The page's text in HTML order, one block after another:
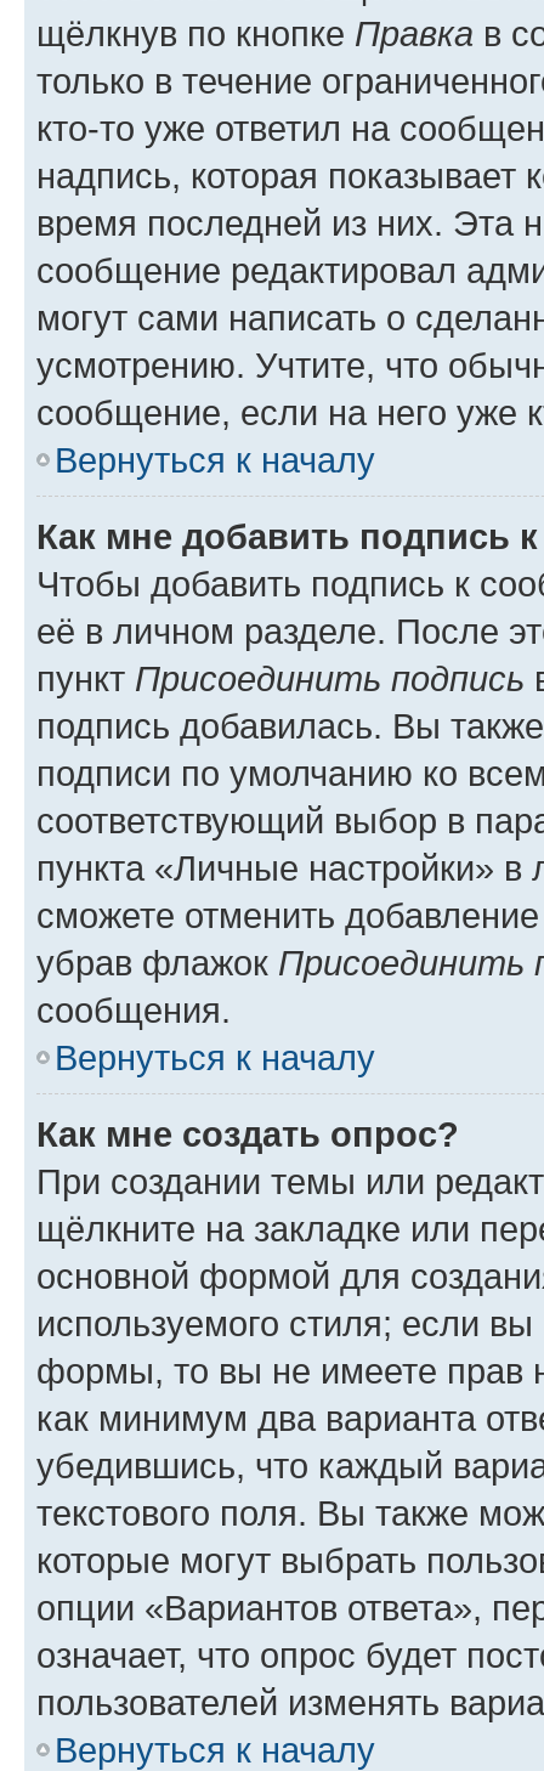
щёлкнув по кнопке Правка в
только в течение
кто-то уже ответил на
надпись, которая показывает
время последней из них. Эта
сообщение редактировал
могут сами написать о
усмотрению. Учтите, что
сообщение, если на него уже
Вернуться к началу
Как мне добавить подпись
Чтобы добавить подпись к
её в личном разделе. После
пункт Присоединить подпись
подпись добавилась. Вы
подписи по умолчанию ко
соответствующий выбор в
пункта «Личные настройки»
сможете отменить
убрав флажок Присоединить
сообщения.
Вернуться к началу
Как мне создать опрос?
При создании темы или
щёлкните на закладке или
основной формой для
используемого стиля; если
формы, то вы не имеете прав
как минимум два варианта
убедившись, что каждый
текстового поля. Вы также
которые могут выбрать
опции «Вариантов ответа»,
означает, что опрос будет
пользователей изменять
Вернуться к началу